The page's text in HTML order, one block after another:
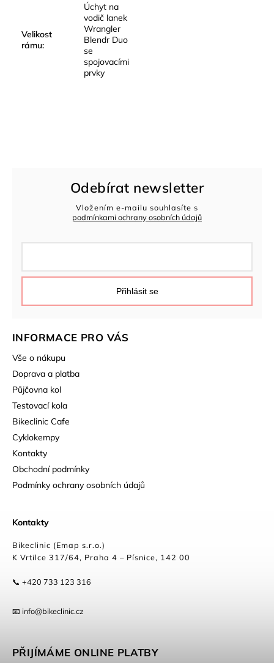
Velikost
rámu:
Úchyt na
vodič lanek
Wrangler
Blendr Duo
se
spojovacími
prvky
INFORMACE PRO VÁS
Vše o nákupu
Doprava a platba
Půjčovna kol
Testovací kola
Bikeclinic Cafe
Cyklokempy
Kontakty
Obchodní podmínky
Podmínky ochrany osobních údajů
Kontakty
Bikeclinic (Emap s.r.o.)
K Vrtilce 317/64, Praha 4 – Písnice, 142 00
📞 +420 733 123 316
📧 info@bikeclinic.cz
Odebírat newsletter
Vložením e-mailu souhlasíte s
podmínkami ochrany osobních údajů
Přihlásit se
PŘIJÍMÁME ONLINE PLATBY